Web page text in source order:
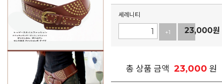
세레니티
+1 -1
23,000원
총 상품 금액 23,000 원